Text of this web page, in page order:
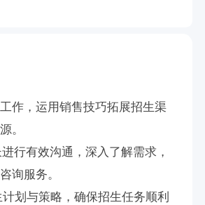
作，运用销售技巧拓展招生渠
。
行有效沟通，深入了解需求，
询服务。
划与策略，确保招生任务顺利